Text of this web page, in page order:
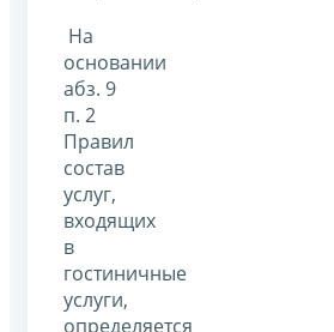
На
основании
абз. 9
п. 2
Правил
состав
услуг,
входящих
в
гостиничные
услуги,
определяется